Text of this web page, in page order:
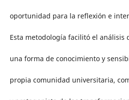
oportunidad para la reflexión e
Esta metodología facilitó el análisis
una forma de conocimiento y
propia comunidad universitaria,